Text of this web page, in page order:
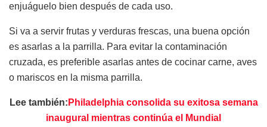
enjuáguelo bien después de cada uso.
Si va a servir frutas y verduras frescas, una buena opción
es asarlas a la parrilla. Para evitar la contaminación
cruzada, es preferible asarlas antes de cocinar carne, aves
o mariscos en la misma parrilla.
Lee también: Philadelphia consolida su exitosa semana
inaugural mientras continúa el Mundial